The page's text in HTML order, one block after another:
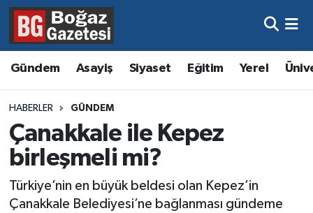
Gündem Asayiş Siyaset Eğitim Yerel
HABERLER GÜNDEM
Çanakkale ile Kepez
birleşmeli mi?
Türkiye’nin en büyük beldesi olan Kepez’in
Çanakkale Belediyesi’ne bağlanması gündeme
Asayiş
Eğitim
Ekonomi
Gündem
Kültür ve Sanat
Hava Durumu
Trafik Durumu
Süper Lig Puan Durumu ve Fikstür
Tüm Manşetler
Son Dakika Haberleri